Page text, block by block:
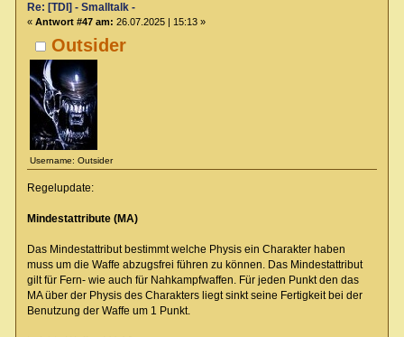
Outsider
Username: Outsider
Re: [TDI] - Smalltalk -
« Antwort #47 am: 26.07.2025 | 15:13 »
Regelupdate:
Mindestattribute (MA)
Das Mindestattribut bestimmt welche Physis ein Charakter haben
muss um die Waffe abzugsfrei führen zu können. Das Mindestattribut
gilt für Fern- wie auch für Nahkampfwaffen. Für jeden Punkt den das
MA über der Physis des Charakters liegt sinkt seine Fertigkeit bei der
Benutzung der Waffe um 1 Punkt.